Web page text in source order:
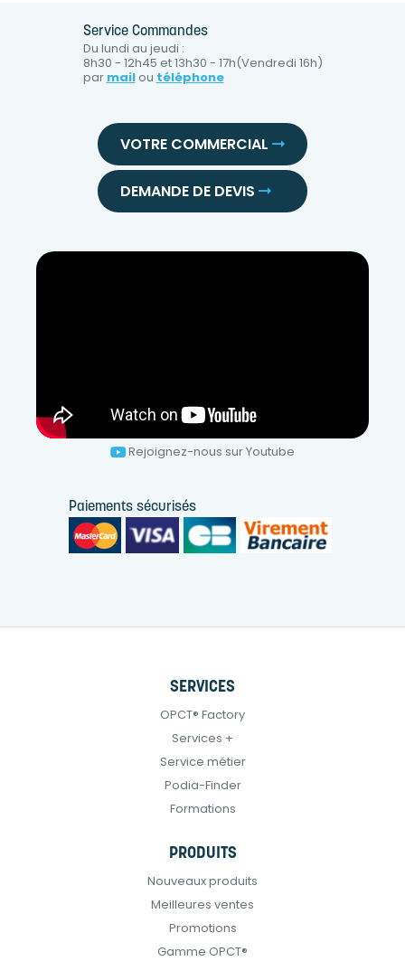
Service Commandes
Du lundi au jeudi :
8h30 - 12h45 et 13h30 - 17h(Vendredi 16h)
par mailou téléphone
VOTRE COMMERCIAL
DEMANDE DE DEVIS
Rejoignez-nous sur Youtube
Paiements sécurisés
SERVICES
OPCT® Factory
Services +
Service métier
Podia-Finder
Formations
PRODUITS
Nouveaux produits
Meilleures ventes
Promotions
Gamme OPCT®